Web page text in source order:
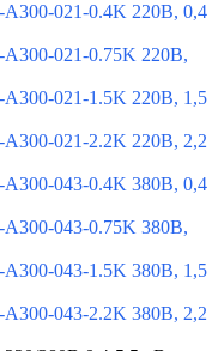
021-0.4K 220В, 0,4
021-0.75K 220В,
021-1.5K 220В, 1,5
021-2.2K 220В, 2,2
043-0.4K 380В, 0,4
043-0.75K 380В,
043-1.5K 380В, 1,5
043-2.2K 380В, 2,2